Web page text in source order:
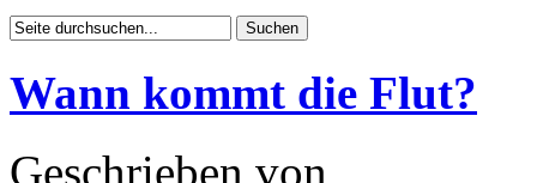
Wann kommt die Flut?
Geschrieben von